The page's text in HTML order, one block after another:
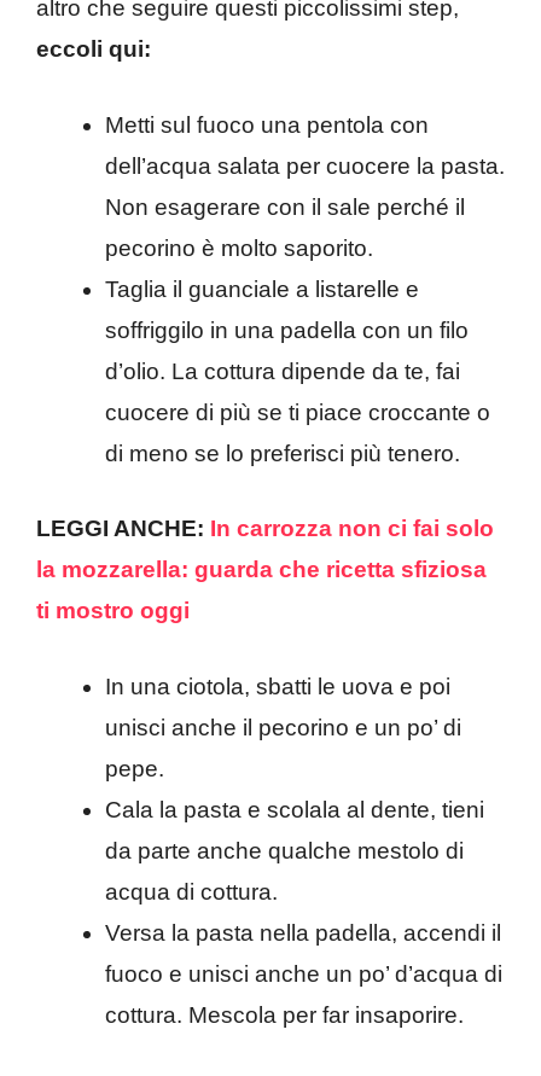
altro che seguire questi piccolissimi step,
eccoli qui:
Metti sul fuoco una pentola con
dell’acqua salata per cuocere la pasta.
Non esagerare con il sale perché il
pecorino è molto saporito.
Taglia il guanciale a listarelle e
soffriggilo in una padella con un filo
d’olio. La cottura dipende da te, fai
cuocere di più se ti piace croccante o
di meno se lo preferisci più tenero.
LEGGI ANCHE: In carrozza non ci fai solo
la mozzarella: guarda che ricetta sfiziosa
ti mostro oggi
In una ciotola, sbatti le uova e poi
unisci anche il pecorino e un po’ di
pepe.
Cala la pasta e scolala al dente, tieni
da parte anche qualche mestolo di
acqua di cottura.
Versa la pasta nella padella, accendi il
fuoco e unisci anche un po’ d’acqua di
cottura. Mescola per far insaporire.